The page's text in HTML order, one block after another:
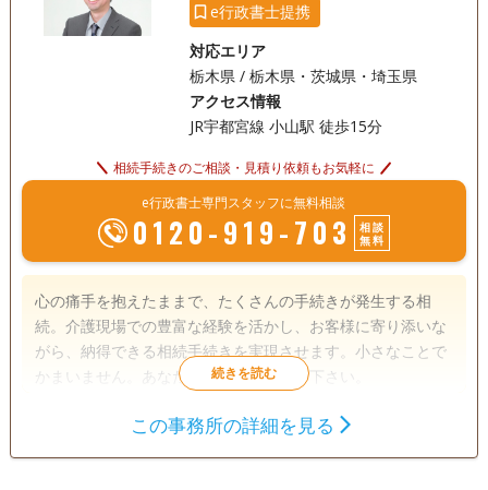
e行政書士提携
対応エリア
栃木県 / 栃木県・茨城県・埼玉県
アクセス情報
JR宇都宮線 小山駅 徒歩15分
相続手続きのご相談・見積り依頼もお気軽に
e行政書士専門スタッフに無料相談
0120-919-703
相談
無料
心の痛手を抱えたままで、たくさんの手続きが発生する相
続。介護現場での豊富な経験を活かし、お客様に寄り添いな
がら、納得できる相続手続きを実現させます。小さなことで
かまいません。あなたの不安をお聞かせ下さい。
遺産分割
この事務所の詳細を見る